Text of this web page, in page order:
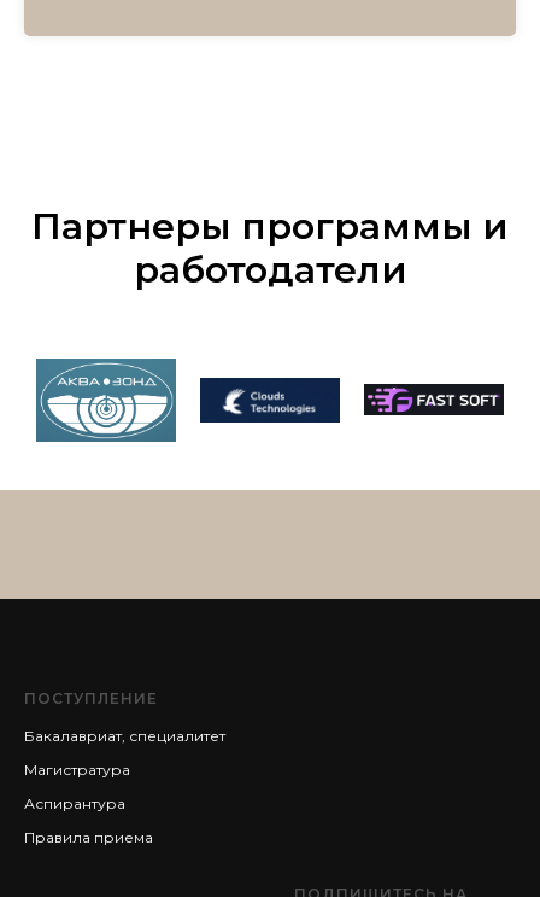
Партнеры программы и
работодатели
ПОСТУПЛЕНИЕ
Бакалавриат, специалитет
Магистратура
Аспирантура
Правила приема